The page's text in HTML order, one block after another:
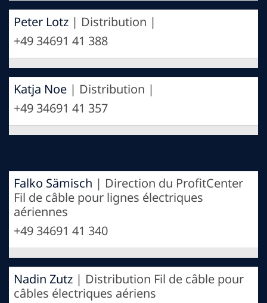
Peter Lotz | Distribution |
+49 34691 41 388
Katja Noe | Distribution |
+49 34691 41 357
Falko Sämisch | Direction du ProfitCenter
Fil de câble pour lignes électriques
aériennes
+49 34691 41 340
Nadin Zutz | Distribution Fil de câble pour
câbles électriques aériens